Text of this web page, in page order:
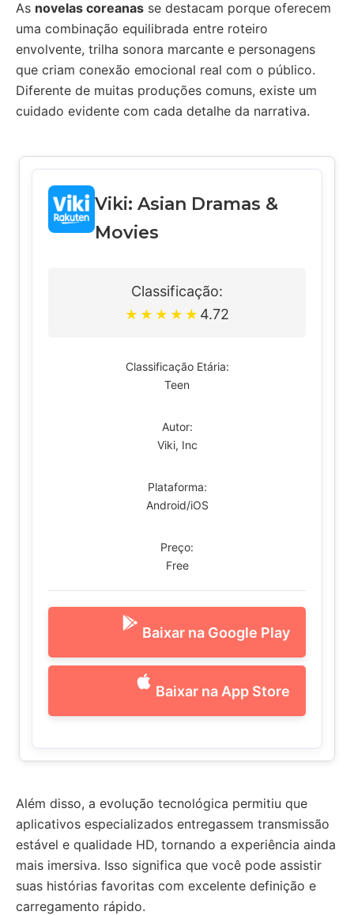
As novelas coreanas se destacam porque oferecem
uma combinação equilibrada entre roteiro
envolvente, trilha sonora marcante e personagens
que criam conexão emocional real com o público.
Diferente de muitas produções comuns, existe um
cuidado evidente com cada detalhe da narrativa.
Viki: Asian Dramas &
Movies
Classificação:
★ ★ ★ ★ ★ 4.72
Classificação Etária:
Teen
Autor:
Viki, Inc
Plataforma:
Android/iOS
Preço:
Free
Baixar na Google Play
Baixar na App Store
Além disso, a evolução tecnológica permitiu que
aplicativos especializados entregassem transmissão
estável e qualidade HD, tornando a experiência ainda
mais imersiva. Isso significa que você pode assistir
suas histórias favoritas com excelente definição e
carregamento rápido.